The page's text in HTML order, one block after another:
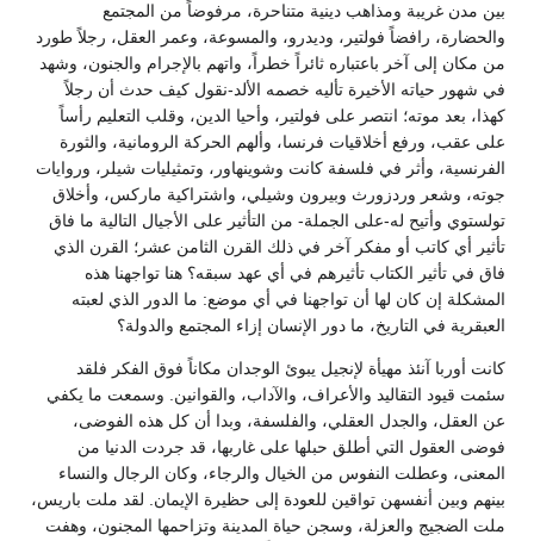
بين مدن غريبة ومذاهب دينية متناحرة، مرفوضاً من المجتمع
والحضارة، رافضاً فولتير، وديدرو، والمسوعة، وعمر العقل، رجلاً طورد
من مكان إلى آخر باعتباره ثائراً خطراً، واتهم بالإجرام والجنون، وشهد
في شهور حياته الأخيرة تأليه خصمه الألد-نقول كيف حدث أن رجلاً
كهذا، بعد موته؛ انتصر على فولتير، وأحيا الدين، وقلب التعليم رأساً
على عقب، ورفع أخلاقيات فرنسا، وألهم الحركة الرومانية، والثورة
الفرنسية، وأثر في فلسفة كانت وشوينهاور، وتمثيليات شيلر، وروايات
جوته، وشعر وردزورث وبيرون وشيلي، واشتراكية ماركس، وأخلاق
تولستوي وأتيح له-على الجملة- من التأثير على الأجيال التالية ما فاق
تأثير أي كاتب أو مفكر آخر في ذلك القرن الثامن عشر؛ القرن الذي
فاق في تأثير الكتاب تأثيرهم في أي عهد سبقه؟ هنا تواجهنا هذه
المشكلة إن كان لها أن تواجهنا في أي موضع: ما الدور الذي لعبته
العبقرية في التاريخ، ما دور الإنسان إزاء المجتمع والدولة؟
كانت أوربا آنئذ مهيأة لإنجيل يبوئ الوجدان مكاناً فوق الفكر فلقد
سئمت قيود التقاليد والأعراف، والآداب، والقوانين. وسمعت ما يكفي
عن العقل، والجدل العقلي، والفلسفة، وبدا أن كل هذه الفوضى،
فوضى العقول التي أطلق حبلها على غاربها، قد جردت الدنيا من
المعنى، وعطلت النفوس من الخيال والرجاء، وكان الرجال والنساء
بينهم وبين أنفسهن تواقين للعودة إلى حظيرة الإيمان. لقد ملت باريس،
ملت الضجيج والعزلة، وسجن حياة المدينة وتزاحمها المجنون، وهفت